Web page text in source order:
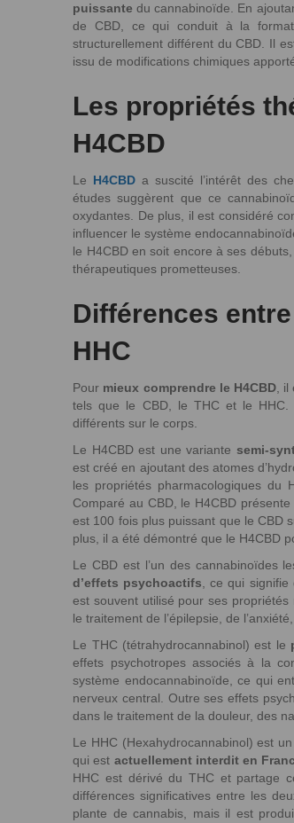
puissante du cannabinoïde. En
de CBD, ce qui conduit à la
structurellement différent du CBD. Il
issu de modifications chimiques
Les propriétés
H4CBD
Le H4CBD a suscité l’intérêt des
études suggèrent que ce
oxydantes. De plus, il est considéré
influencer le système
le H4CBD en soit encore à ses
thérapeutiques prometteuses.
Différences
HHC
Pour mieux comprendre le H4CBD, il
tels que le CBD, le THC et le HHC.
différents sur le corps.
Le H4CBD est une variante semi-
est créé en ajoutant des atomes
les propriétés pharmacologiques du
Comparé au CBD, le H4CBD
est 100 fois plus puissant que le CBD
plus, il a été démontré que le H4CBD
Le CBD est l’un des cannabinoïdes
d’effets psychoactifs , ce qui
est souvent utilisé pour ses propriétés
le traitement de l’épilepsie, de
Le THC (tétrahydrocannabinol) est le
effets psychotropes associés à la
système endocannabinoïde, ce qui
nerveux central. Outre ses effets
dans le traitement de la douleur, des
Le HHC (Hexahydrocannabinol) est
qui est actuellement interdit en
HHC est dérivé du THC et partage
différences significatives entre les
plante de cannabis, mais il est